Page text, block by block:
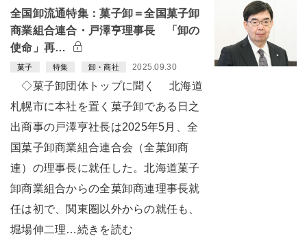
全国卸流通特集：菓子卸＝全国菓子卸
商業組合連合・戸澤亨理事長 「卸の
使命」再…
菓子 特集 卸・商社 2025.09.30
◇菓子卸団体トップに聞く 北海道
札幌市に本社を置く菓子卸である日之
出商事の戸澤亨社長は2025年5月、全
国菓子卸商業組合連合会（全菓卸商
連）の理事長に就任した。北海道菓子
卸商業組合からの全菓卸商連理事長就
任は初で、関東圏以外からの就任も、
堀場伸二理…続きを読む